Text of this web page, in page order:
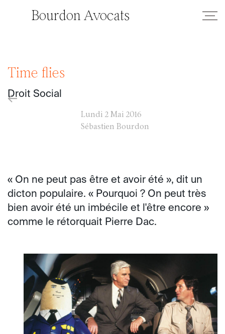
Bourdon Avocats
Time flies
Droit Social
Lundi 2 Mai 2016
Sébastien Bourdon
« On ne peut pas être et avoir été », dit un
dicton populaire. « Pourquoi ? On peut très
bien avoir été un imbécile et l'être encore »
comme le rétorquait Pierre Dac.
←